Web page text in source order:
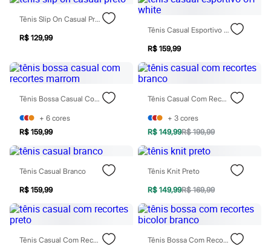
Tênis
Diversão
Marcas
Fifteen
Miss Fifteen
Palomino
Moda íntima
Cuecas
Meias
Pijamas
Moda praia
Blusas de proteção
Sungas
Personagens
Bluey
Disney
Hello Kitty
Homem Aranha
Tênis Slip On Casual Preto
R$ 129,99
Tênis Casual Esportivo Off White
R$ 159,99
Tênis Bossa Casual Com Recortes Marrom
+ 6 cores
R$ 159,99
Tênis Casual Com Recortes Branco
+ 3 cores
R$ 149,99R$ 199,99
Tênis Casual Branco
R$ 159,99
Tênis Knit Preto
R$ 149,99R$ 169,99
Tênis Casual Com Recortes Preto Tênis Bossa Com Recortes Bicolor Branco